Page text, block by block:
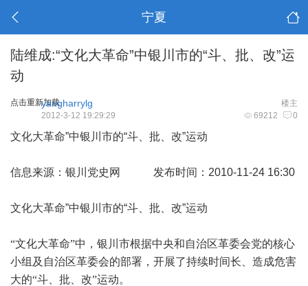
宁夏
陆维成:“文化大革命”中银川市的“斗、批、改”运
动
点击重新加载 楼主
yangharrylg
69212 0
2012-3-12 19:29:29
文化大革命”中银川市的“斗、批、改”运动
信息来源：银川党史网 发布时间：2010-11-24 16:30
文化大革命”中银川市的“斗、批、改”运动
“文化大革命”中，银川市根据中央和自治区革委会党的核心
小组及自治区革委会的部署，开展了持续时间长、造成危害
大的“斗、批、改”运动。